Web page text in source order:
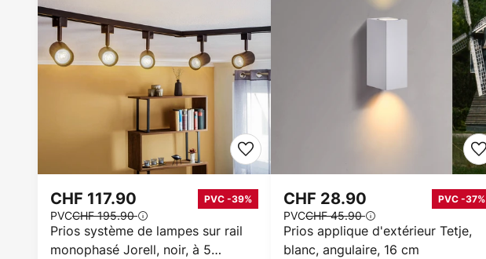
Prios système de lampes sur rail
monophasé Jorell, noir, à 5
CHF 117.90 PVC -39%
PVCCHF 195.90
Prios applique d'extérieur Tetje,
blanc, angulaire, 16 cm
CHF 28.90 PVC -37%
PVCCHF 45.90